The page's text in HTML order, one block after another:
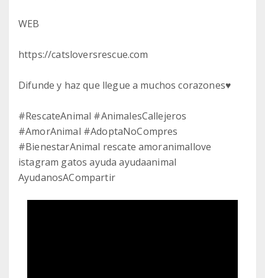
WEB
https://catsloversrescue.com
Difunde y haz que llegue a muchos corazones♥️
#RescateAnimal #AnimalesCallejeros
#AmorAnimal #AdoptaNoCompres
#BienestarAnimal rescate amoranimallove
istagram gatos ayuda ayudaanimal
AyudanosACompartir